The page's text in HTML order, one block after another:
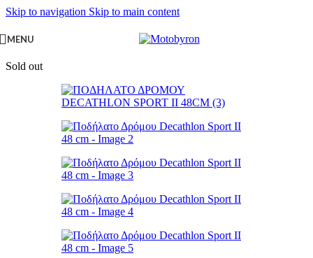
Skip to navigation Skip to main content
MENU
Sold out